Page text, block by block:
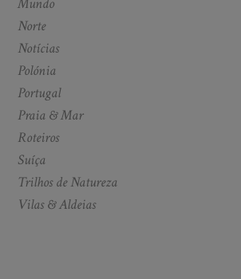
Norte
Notícias
Polónia
Portugal
Praia & Mar
Roteiros
Suíça
Trilhos de Natureza
Vilas & Aldeias